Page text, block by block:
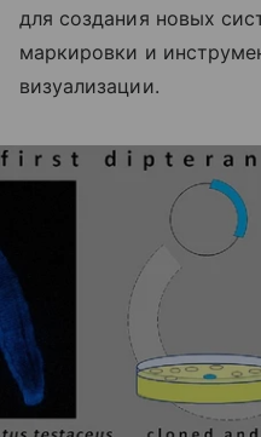
для создания новых
маркировки и
визуализации.